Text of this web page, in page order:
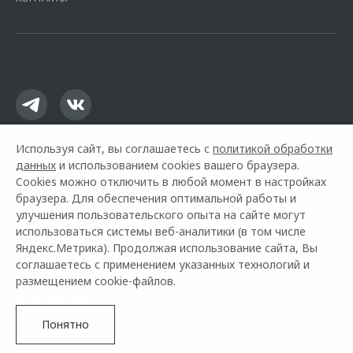
16.01.2015. Предложение ограничено и не является публичной
Горячая линия OMODA: +7 (861) 213-81-84
© 2026 Квазар Краснодар
Используя сайт, вы соглашаетесь с политикой обработки
данных и использованием cookies вашего браузера.
Cookies можно отключить в любой момент в настройках
браузера. Для обеспечения оптимальной работы и
улучшения пользовательского опыта на сайте могут
использоваться системы веб-аналитики (в том числе
Яндекс.Метрика). Продолжая использование сайта, Вы
соглашаетесь с применением указанных технологий и
размещением cookie-файлов.
Понятно